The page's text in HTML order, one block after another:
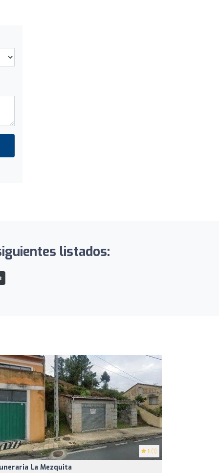
listados:
1 (1)
La Mezquita